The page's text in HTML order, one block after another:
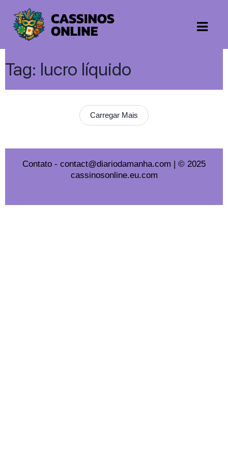
Tag: lucro líquido
Carregar Mais
Contato - contact@diariodamanha.com | © 2025
cassinosonline.eu.com